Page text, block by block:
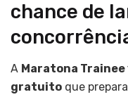
chance de
A Maratona Trainee
gratuito que